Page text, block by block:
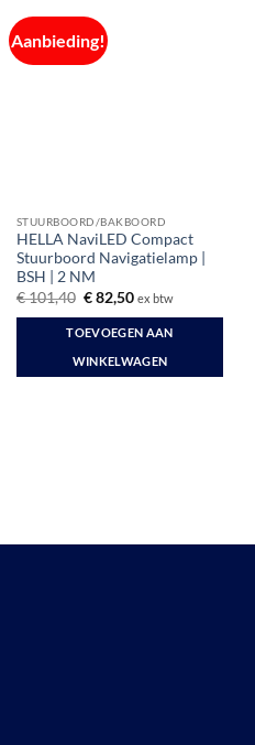
Aanbieding!
STUURBOORD/BAKBOORD
HELLA NaviLED Compact
Stuurboord Navigatielamp |
BSH | 2 NM
€101,40 Oorspronkelijke
was:
€ 101,40.
€82,50Huidige
is:
€ 82,50.
ex btw
TOEVOEGEN AAN
WINKELWAGEN